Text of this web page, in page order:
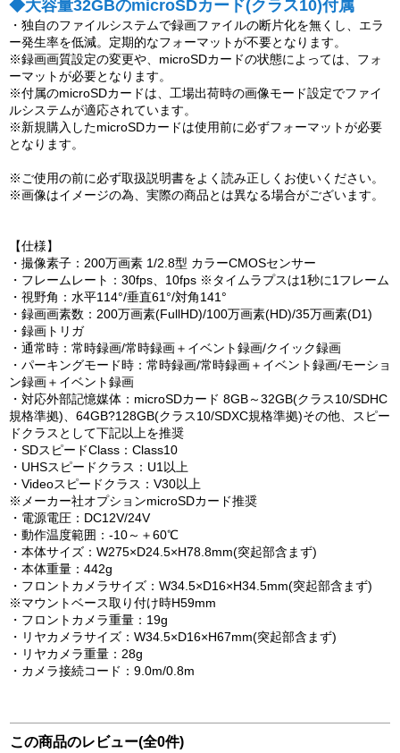
◆大容量32GBのmicroSDカード(クラス10)付属
・独自のファイルシステムで録画ファイルの断片化を無くし、エラ
ー発生率を低減。定期的なフォーマットが不要となります。
※録画画質設定の変更や、microSDカードの状態によっては、フォ
ーマットが必要となります。
※付属のmicroSDカードは、工場出荷時の画像モード設定でファイ
ルシステムが適応されています。
※新規購入したmicroSDカードは使用前に必ずフォーマットが必要
となります。
※ご使用の前に必ず取扱説明書をよく読み正しくお使いください。
※画像はイメージの為、実際の商品とは異なる場合がございます。
【仕様】
・撮像素子：200万画素 1/2.8型 カラーCMOSセンサー
・フレームレート：30fps、10fps ※タイムラプスは1秒に1フレーム
・視野角：水平114°/垂直61°/対角141°
・録画画素数：200万画素(FullHD)/100万画素(HD)/35万画素(D1)
・録画トリガ
・通常時：常時録画/常時録画＋イベント録画/クイック録画
・パーキングモード時：常時録画/常時録画＋イベント録画/モーショ
ン録画＋イベント録画
・対応外部記憶媒体：microSDカード 8GB～32GB(クラス10/SDHC
規格準拠)、64GB?128GB(クラス10/SDXC規格準拠)その他、スピー
ドクラスとして下記以上を推奨
・SDスピードClass：Class10
・UHSスピードクラス：U1以上
・Videoスピードクラス：V30以上
※メーカー社オプションmicroSDカード推奨
・電源電圧：DC12V/24V
・動作温度範囲：-10～＋60℃
・本体サイズ：W275×D24.5×H78.8mm(突起部含まず)
・本体重量：442g
・フロントカメラサイズ：W34.5×D16×H34.5mm(突起部含まず)
※マウントベース取り付け時H59mm
・フロントカメラ重量：19g
・リヤカメラサイズ：W34.5×D16×H67mm(突起部含まず)
・リヤカメラ重量：28g
・カメラ接続コード：9.0m/0.8m
この商品のレビュー(全0件)